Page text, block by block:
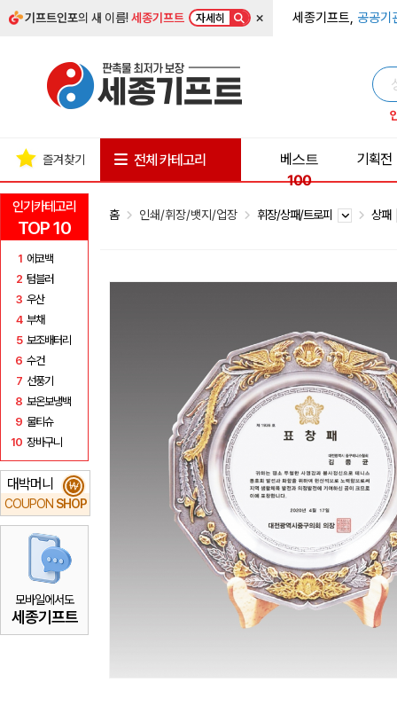
기프트인포의 새 이름!세종기프트 자세히 × 세종기프트, 공공기
인기카테고리
TOP 10
1 에코백
2 텀블러
3 우산
4 부채
5 보조배터리
6 수건
7 선풍기
8 보온보냉백
9 물티슈
10 장바구니
대박머니
COUPON SHOP
₩
모바일에서도
세종기프트
즐겨찾기 전체 카테고리
베스트
100
기획전
홈 인쇄/휘장/뱃지/업장 휘장/상패/트로피 상패